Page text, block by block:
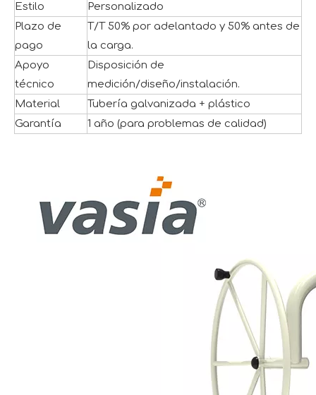
Estilo
Personalizado
Plazo de
pago
T/T 50% por adelantado y 50% antes de
la carga.
Apoyo
técnico
Disposición de
medición/diseño/instalación.
Material
Tubería galvanizada + plástico
Garantía
1 año (para problemas de calidad)